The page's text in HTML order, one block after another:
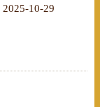
2025-10-29